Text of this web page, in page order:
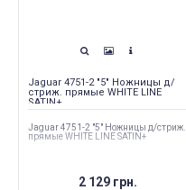
Jaguar 4751-2 "5" Ножницы д/
стриж. прямые WHITE LINE
SATIN+
Jaguar 4751-2 "5" Ножницы д/стриж.
прямые WHITE LINE SATIN+
2 129 грн.